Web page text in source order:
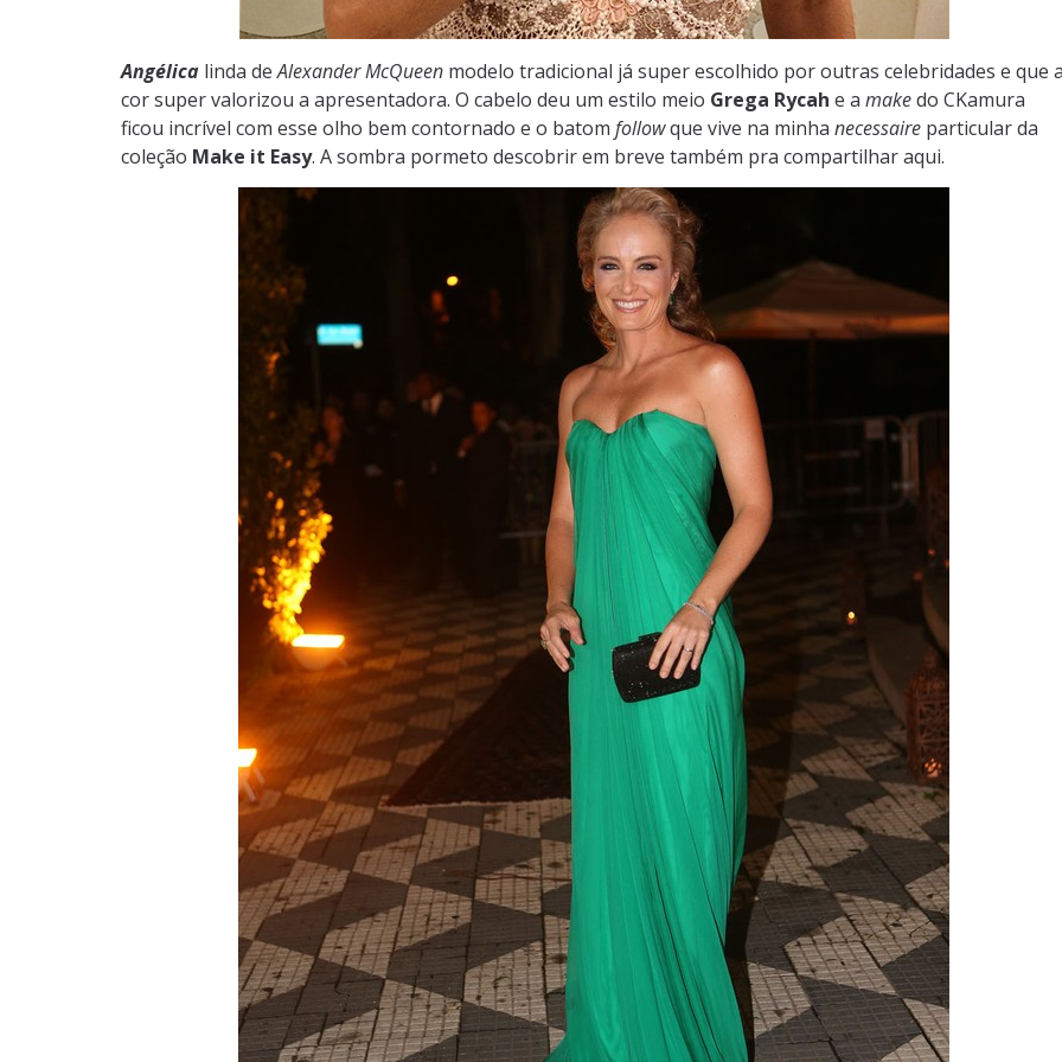
Angélica linda deAlexander McQueen modelo tradicional já super escolhido por outras celebridades e que
cor super valorizou a apresentadora. O cabelo deu um estilo meio Grega Rycah e a makedo CKamura
ficou incrível com esse olho bem contornado e o batom followque vive na minha necessaire particular da
coleção Make it Easy. A sombra pormeto descobrir em breve também pra compartilhar aqui.